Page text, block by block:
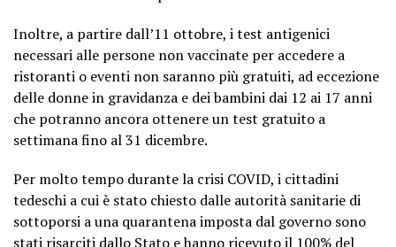
Inoltre, a partire dall’11 ottobre, i test antigenici
necessari alle persone non vaccinate per accedere a
ristoranti o eventi non saranno più gratuiti, ad eccezione
delle donne in gravidanza e dei bambini dai 12 ai 17 anni
che potranno ancora ottenere un test gratuito a
settimana fino al 31 dicembre.
Per molto tempo durante la crisi COVID, i cittadini
tedeschi a cui è stato chiesto dalle autorità sanitarie di
sottoporsi a una quarantena imposta dal governo sono
stati risarciti dallo Stato e hanno ricevuto il 100% del